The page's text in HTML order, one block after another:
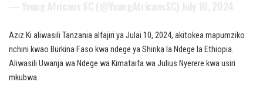
Aziz Ki aliwasili Tanzania alfajiri ya Julai 10, 2024, akitokea mapumziko
nchini kwao Burkina Faso kwa ndege ya Shirika la Ndege la Ethiopia.
Aliwasili Uwanja wa Ndege wa Kimataifa wa Julius Nyerere kwa usiri
mkubwa.